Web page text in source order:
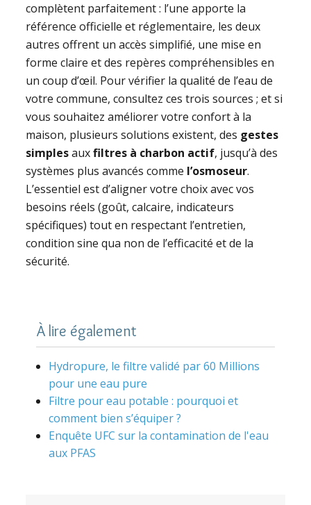
complètent parfaitement : l’une apporte la
référence officielle et réglementaire, les deux
autres offrent un accès simplifié, une mise en
forme claire et des repères compréhensibles en
un coup d’œil. Pour vérifier la qualité de l’eau de
votre commune, consultez ces trois sources ; et si
vous souhaitez améliorer votre confort à la
maison, plusieurs solutions existent, des gestes
simplesauxfiltres à charbon actif, jusqu’à des
systèmes plus avancés comme l’osmoseur.
L’essentiel est d’aligner votre choix avec vos
besoins réels (goût, calcaire, indicateurs
spécifiques) tout en respectant l’entretien,
condition sine qua non de l’efficacité et de la
sécurité.
À lire également
Hydropure, le filtre validé par 60 Millions
pour une eau pure
Filtre pour eau potable : pourquoi et
comment bien s’équiper ?
Enquête UFC sur la contamination de l'eau
aux PFAS